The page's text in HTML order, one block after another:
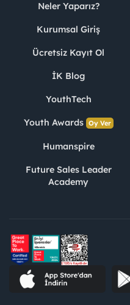
Neler Yaparız?
Kurumsal Giriş
Ücretsiz Kayıt Ol
İK Blog
YouthTech
Youth Awards Oy Ver
Humanspire
Future Sales Leader
Academy